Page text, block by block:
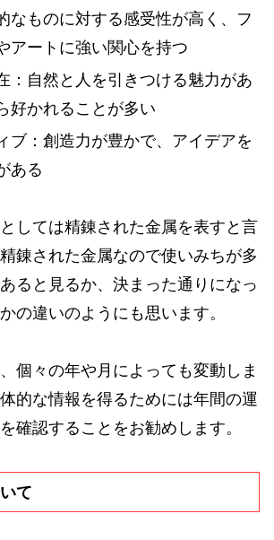
なものに対する感受性が高く、フ
アートに強い関心を持つ
：自然と人を引きつける魅力があ
好かれることが多い
ブ：創造力が豊かで、アイデアを
ある
しては精錬された金属を表すと言
錬された金属なので使いみちが多
ると見るか、決まった通りになっ
の違いのようにも思います。
個々の年や月によっても変動しま
的な情報を得るためには年間の運
確認することをお勧めします。
て